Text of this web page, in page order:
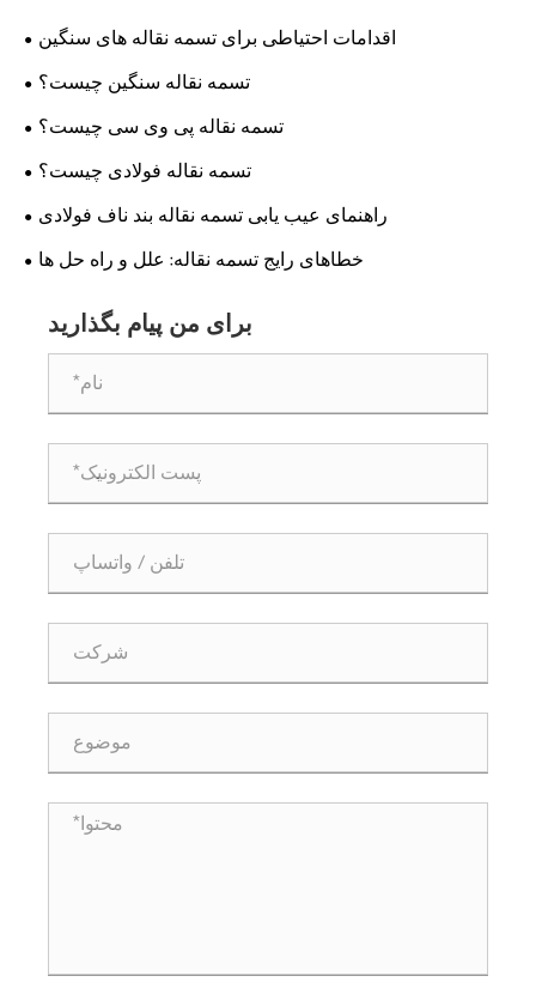
اقدامات احتیاطی برای تسمه نقاله های سنگین
تسمه نقاله سنگین چیست؟
تسمه نقاله پی وی سی چیست؟
تسمه نقاله فولادی چیست؟
راهنمای عیب یابی تسمه نقاله بند ناف فولادی
خطاهای رایج تسمه نقاله: علل و راه حل ها
برای من پیام بگذارید